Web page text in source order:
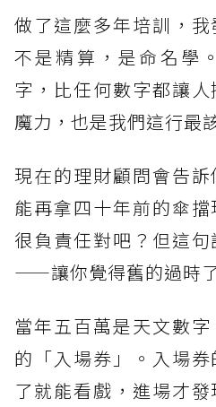
做了這麼多年培訓，
不是精算，是命名學
字，比任何數字都讓
魔力，也是我們這行最
現在的理財顧問會告
能再拿四十年前的傘
很負責任對吧？但這
——讓你覺得舊的過時
當年五百萬是天文數
的「入場券」。入場
了就能看戲，進場才